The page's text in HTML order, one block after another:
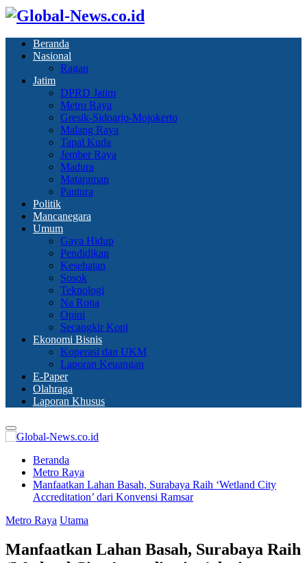
Beranda
Nasional
Ragan
Jatim
DPRD Jatim
Metro Raya
Gresik-Sidoarjo-Mojokerto
Malang Raya
Tapal Kuda
Jember Raya
Madura
Mataraman
Pantura
Politik
Mancanegara
Umum
Gaya Hidup
Pendidikan
Kesehatan
Sosok
Teknologi
Na Rona
Opini
Secangkir Kopi
Ekonomi Bisnis
Koperasi dan UKM
Laporan Keuangan
E-Paper
Olahraga
Laporan Khusus
Primary
Menu
Beranda
Metro Raya
Manfaatkan Lahan Basah, Surabaya Raih ‘Wetland City
Accreditation’ dari Konvensi Ramsar
Metro Raya Utama
Manfaatkan Lahan Basah, Surabaya Raih